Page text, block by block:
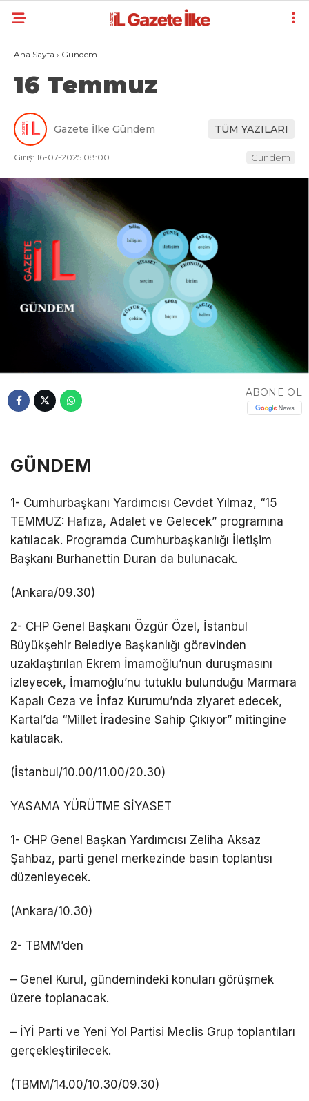
Ana Sayfa › Gündem
16 Temmuz
Gazete İlke Gündem TÜM YAZILARI
Giriş: 16-07-2025 08:00 Gündem
ABONE OL
GÜNDEM
1- Cumhurbaşkanı Yardımcısı Cevdet Yılmaz, “15
TEMMUZ: Hafıza, Adalet ve Gelecek” programına
katılacak. Programda Cumhurbaşkanlığı İletişim
Başkanı Burhanettin Duran da bulunacak.
(Ankara/09.30)
2- CHP Genel Başkanı Özgür Özel, İstanbul
Büyükşehir Belediye Başkanlığı görevinden
uzaklaştırılan Ekrem İmamoğlu’nun duruşmasını
izleyecek, İmamoğlu’nu tutuklu bulunduğu Marmara
Kapalı Ceza ve İnfaz Kurumu’nda ziyaret edecek,
Kartal’da “Millet İradesine Sahip Çıkıyor” mitingine
katılacak.
(İstanbul/10.00/11.00/20.30)
YASAMA YÜRÜTME SİYASET
1- CHP Genel Başkan Yardımcısı Zeliha Aksaz
Şahbaz, parti genel merkezinde basın toplantısı
düzenleyecek.
(Ankara/10.30)
2- TBMM’den
– Genel Kurul, gündemindeki konuları görüşmek
üzere toplanacak.
– İYİ Parti ve Yeni Yol Partisi Meclis Grup toplantıları
gerçekleştirilecek.
(TBMM/14.00/10.30/09.30)